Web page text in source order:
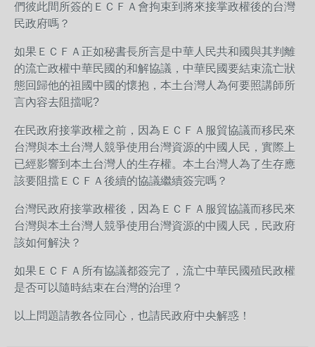
們彼此間所簽的ＥＣＦＡ會拘束到將來接掌政權後的台灣
民政府嗎？
如果ＥＣＦＡ正如秘書長所言是中華人民共和國與其判離
的流亡政權中華民國的和解協議，中華民國要結束流亡狀
態回歸他的祖國中國的懷抱，本土台灣人為何要照講師所
言內容去阻擋呢?
在民政府接掌政權之前，因為ＥＣＦＡ服貿協議而移民來
台灣與本土台灣人競爭使用台灣資源的中國人民，實際上
已經影響到本土台灣人的生存權。本土台灣人為了生存應
該要阻擋ＥＣＦＡ後續的協議繼續簽完嗎？
台灣民政府接掌政權後，因為ＥＣＦＡ服貿協議而移民來
台灣與本土台灣人競爭使用台灣資源的中國人民，民政府
該如何解決？
如果ＥＣＦＡ所有協議都簽完了，流亡中華民國殖民政權
是否可以隨時結束在台灣的治理？
以上問題請教各位同心，也請民政府中央解惑！